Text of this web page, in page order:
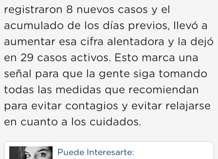
registraron 8 nuevos casos y el
acumulado de los días previos, llevó a
aumentar esa cifra alentadora y la dejó
en 29 casos activos. Esto marca una
señal para que la gente siga tomando
todas las medidas que recomiendan
para evitar contagios y evitar relajarse
en cuanto a los cuidados.
Puede Interesarte: